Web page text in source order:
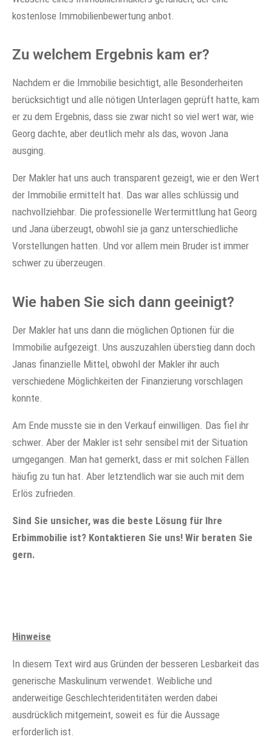
kostenlose Immobilienbewertung anbot.
Zu welchem Ergebnis kam er?
Nachdem er die Immobilie besichtigt, alle Besonderheiten
berücksichtigt und alle nötigen Unterlagen geprüft hatte, kam
er zu dem Ergebnis, dass sie zwar nicht so viel wert war, wie
Georg dachte, aber deutlich mehr als das, wovon Jana
ausging.
Der Makler hat uns auch transparent gezeigt, wie er den Wert
der Immobilie ermittelt hat. Das war alles schlüssig und
nachvollziehbar. Die professionelle Wertermittlung hat Georg
und Jana überzeugt, obwohl sie ja ganz unterschiedliche
Vorstellungen hatten. Und vor allem mein Bruder ist immer
schwer zu überzeugen.
Wie haben Sie sich dann geeinigt?
Der Makler hat uns dann die möglichen Optionen für die
Immobilie aufgezeigt. Uns auszuzahlen überstieg dann doch
Janas finanzielle Mittel, obwohl der Makler ihr auch
verschiedene Möglichkeiten der Finanzierung vorschlagen
konnte.
Am Ende musste sie in den Verkauf einwilligen. Das fiel ihr
schwer. Aber der Makler ist sehr sensibel mit der Situation
umgegangen. Man hat gemerkt, dass er mit solchen Fällen
häufig zu tun hat. Aber letztendlich war sie auch mit dem
Erlös zufrieden.
Sind Sie unsicher, was die beste Lösung für Ihre
Erbimmobilie ist? Kontaktieren Sie uns! Wir beraten Sie
gern.
Hinweise
In diesem Text wird aus Gründen der besseren Lesbarkeit das
generische Maskulinum verwendet. Weibliche und
anderweitige Geschlechteridentitäten werden dabei
ausdrücklich mitgemeint, soweit es für die Aussage
erforderlich ist.